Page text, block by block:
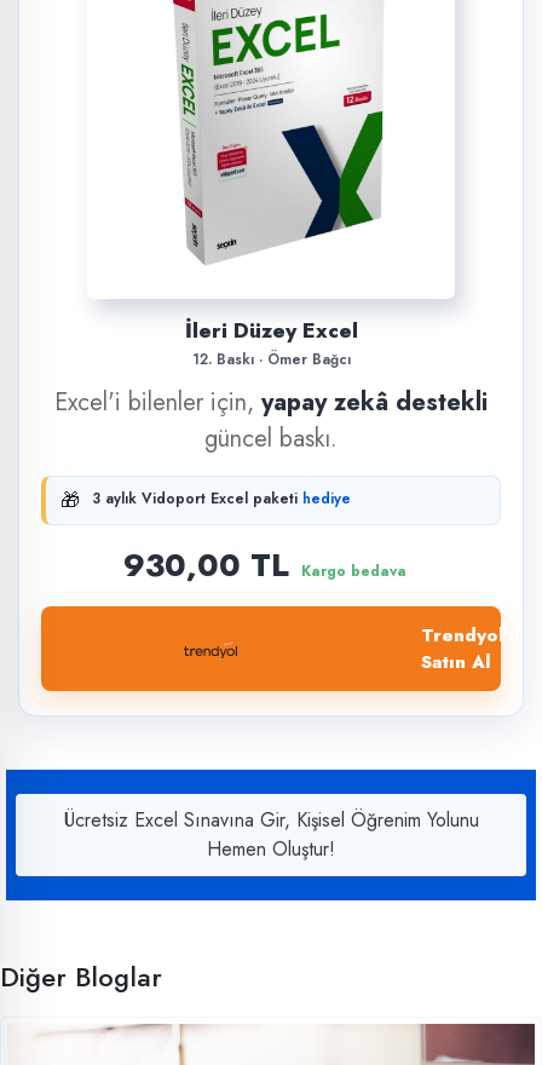
İleri Düzey Excel
12. Baskı · Ömer Bağcı
Excel'i bilenler için, yapay zekâ destekli
güncel baskı.
🎁 3 aylık Vidoport Excel paketi hediye
930,00 TL Kargo bedava
Trendyol'dan
Satın Al
Ücretsiz Excel Sınavına Gir, Kişisel Öğrenim Yolunu
Hemen Oluştur!
Diğer Bloglar